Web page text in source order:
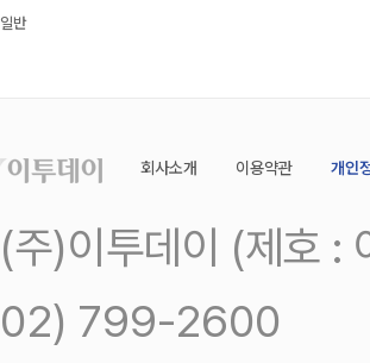
일반
회사소개 이용약관 개인
(주)이투데이 (제호 :
02) 799-2600